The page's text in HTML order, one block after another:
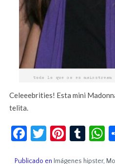
Celeeebrities! Esta mini
telita.
Facebook
Twitter
Publicado en Imágenes hipster,